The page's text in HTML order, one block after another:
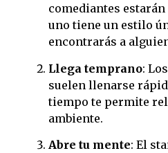
comediantes estarán
uno tiene un estilo
encontrarás a
Llega temprano:
suelen llenarse
tiempo te permite
ambiente.
Abre tu mente: El